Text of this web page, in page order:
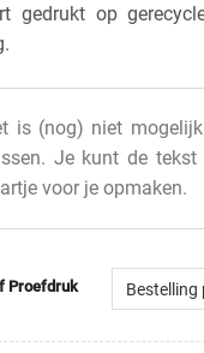
gedrukt op
is (nog) niet
Je kunt de
voor je opmaken.
Proefdruk